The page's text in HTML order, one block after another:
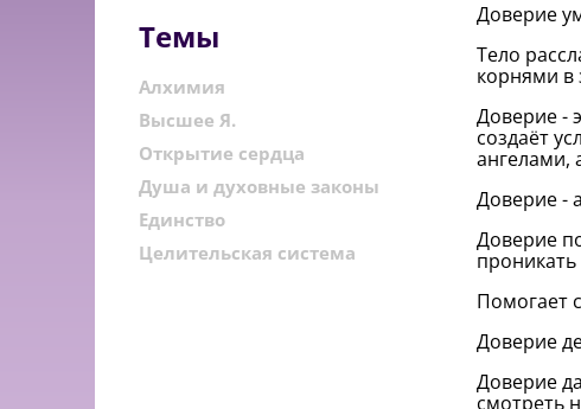
Темы
Алхимия
Высшее Я.
Открытие сердца
Душа и духовные законы
Единство
Целительская система
Доверие
Тело
корнями в
Доверие -
создаёт
ангелами,
Доверие -
Доверие
Помогает
Доверие
Доверие
смотреть